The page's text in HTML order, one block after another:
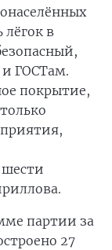
лёгок в
и ГОСТам.
покрытие,
шести
партии за
27